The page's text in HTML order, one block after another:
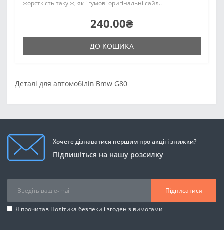
жорсткість таку ж, як і гумові оригінальні сайл..
240.00₴
ДО КОШИКА
Деталі для автомобілів Bmw G80
Хочете дізнаватися першим про акції і знижки?
Підпишіться на нашу розсилку
Підписатися
Я прочитав Політика безпеки і згоден з вимогами